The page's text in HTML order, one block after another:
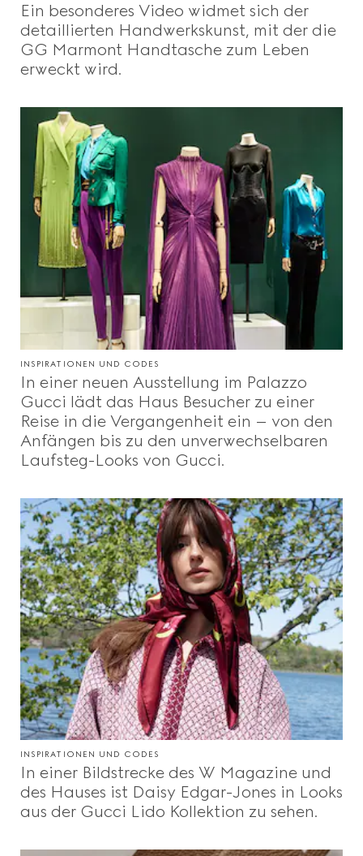
Ein besonderes Video widmet sich der
detaillierten Handwerkskunst, mit der die
GG Marmont Handtasche zum Leben
erweckt wird.
INSPIRATIONEN UND CODES
In einer neuen Ausstellung im Palazzo
Gucci lädt das Haus Besucher zu einer
Reise in die Vergangenheit ein – von den
Anfängen bis zu den unverwechselbaren
Laufsteg-Looks von Gucci.
INSPIRATIONEN UND CODES
In einer Bildstrecke des W Magazine und
des Hauses ist Daisy Edgar-Jones in Looks
aus der Gucci Lido Kollektion zu sehen.